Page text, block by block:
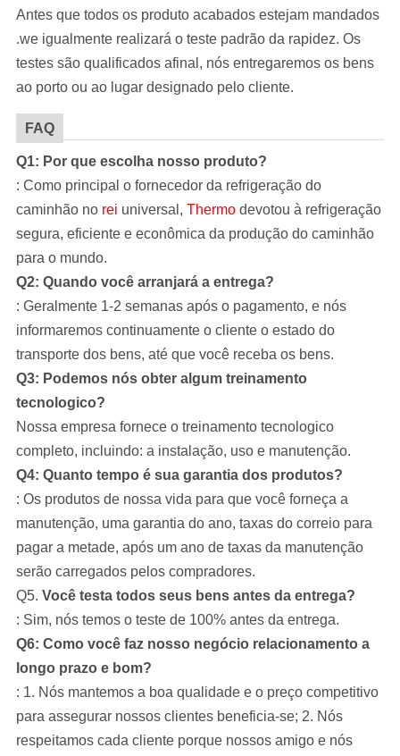
Antes que todos os produto acabados estejam mandados
.we igualmente realizará o teste padrão da rapidez. Os
testes são qualificados afinal, nós entregaremos os bens
ao porto ou ao lugar designado pelo cliente.
FAQ
Q1: Por que escolha nosso produto?
: Como principal o fornecedor da refrigeração do
caminhão no rei universal, Thermo devotou à refrigeração
segura, eficiente e econômica da produção do caminhão
para o mundo.
Q2: Quando você arranjará a entrega?
: Geralmente 1-2 semanas após o pagamento, e nós
informaremos continuamente o cliente o estado do
transporte dos bens, até que você receba os bens.
Q3: Podemos nós obter algum treinamento
tecnologico?
Nossa empresa fornece o treinamento tecnologico
completo, incluindo: a instalação, uso e manutenção.
Q4: Quanto tempo é sua garantia dos produtos?
: Os produtos de nossa vida para que você forneça a
manutenção, uma garantia do ano, taxas do correio para
pagar a metade, após um ano de taxas da manutenção
serão carregados pelos compradores.
Q5. Você testa todos seus bens antes da entrega?
: Sim, nós temos o teste de 100% antes da entrega.
Q6: Como você faz nosso negócio relacionamento a
longo prazo e bom?
: 1. Nós mantemos a boa qualidade e o preço competitivo
para assegurar nossos clientes beneficia-se; 2. Nós
respeitamos cada cliente porque nossos amigo e nós